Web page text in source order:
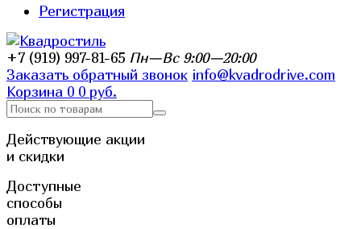
Регистрация
+7 (919) 997-81-65 Пн—Вс 9:00—20:00
Заказать обратный звонок info@kvadrodrive.com
Корзина 0 0 руб.
Действующие акции
и скидки
Доступные
способы
оплаты